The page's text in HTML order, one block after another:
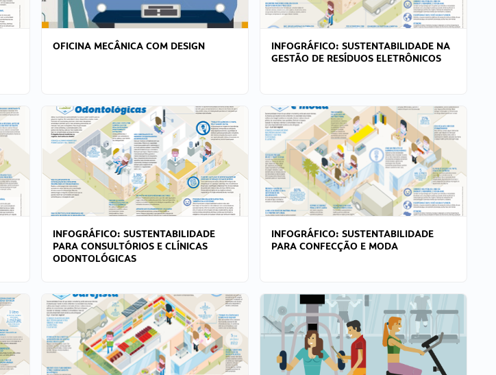
OFICINA MECÂNICA COM DESIGN
INFOGRÁFICO: SUSTENTABILIDADE NA
GESTÃO DE RESÍDUOS ELETRÔNICOS
INFOGRÁFICO: SUSTENTABILIDADE
PARA CONSULTÓRIOS E CLÍNICAS
ODONTOLÓGICAS
INFOGRÁFICO: SUSTENTABILIDADE
PARA CONFECÇÃO E MODA